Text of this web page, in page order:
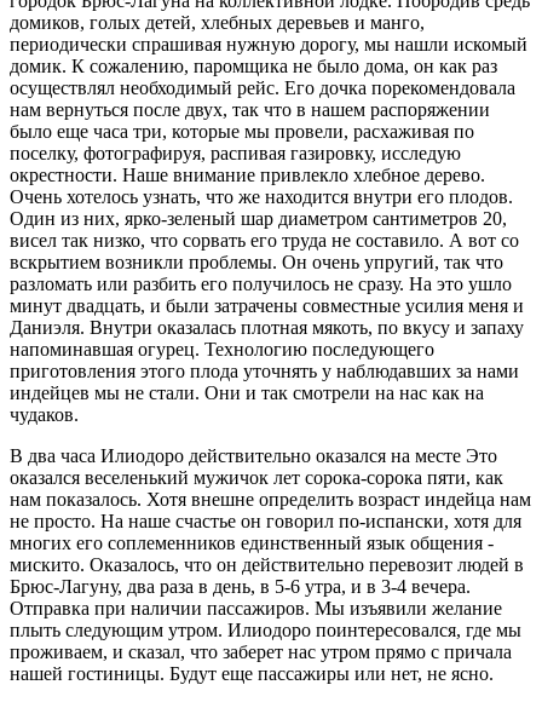
домиков, голых детей, хлебных деревьев и манго,
периодически спрашивая нужную дорогу, мы нашли искомый
домик. К сожалению, паромщика не было дома, он как раз
осуществлял необходимый рейс. Его дочка порекомендовала
нам вернуться после двух, так что в нашем распоряжении
было еще часа три, которые мы провели, расхаживая по
поселку, фотографируя, распивая газировку, исследую
окрестности. Наше внимание привлекло хлебное дерево.
Очень хотелось узнать, что же находится внутри его плодов.
Один из них, ярко-зеленый шар диаметром сантиметров 20,
висел так низко, что сорвать его труда не составило. А вот со
вскрытием возникли проблемы. Он очень упругий, так что
разломать или разбить его получилось не сразу. На это ушло
минут двадцать, и были затрачены совместные усилия меня и
Даниэля. Внутри оказалась плотная мякоть, по вкусу и запаху
напоминавшая огурец. Технологию последующего
приготовления этого плода уточнять у наблюдавших за нами
индейцев мы не стали. Они и так смотрели на нас как на
чудаков.
В два часа Илиодоро действительно оказался на месте Это
оказался веселенький мужичок лет сорока-сорока пяти, как
нам показалось. Хотя внешне определить возраст индейца нам
не просто. На наше счастье он говорил по-испански, хотя для
многих его соплеменников единственный язык общения -
мискито. Оказалось, что он действительно перевозит людей в
Брюс-Лагуну, два раза в день, в 5-6 утра, и в 3-4 вечера.
Отправка при наличии пассажиров. Мы изъявили желание
плыть следующим утром. Илиодоро поинтересовался, где мы
проживаем, и сказал, что заберет нас утром прямо с причала
нашей гостиницы. Будут еще пассажиры или нет, не ясно.